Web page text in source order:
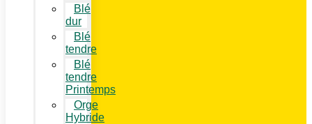
Blé
dur
Blé
tendre
Blé
tendre
Printemps
Orge
Hybride